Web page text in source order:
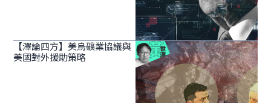
【澤論四方】美烏礦業協議與
美國對外援助策略